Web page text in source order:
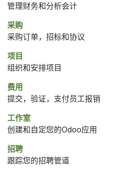
管理财务和分析会计
采购
采购订单，招标和协议
项目
组织和安排项目
费用
提交，验证，支付员工报销
工作室
创建和自定您的Odoo应用
招聘
跟踪您的招聘管道